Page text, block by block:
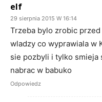
elf
29 sierpnia 2015 W 16:14
Trzeba bylo zrobic
wladzy co wyprawiala w
sie pozbyli i tylko smieja
nabrac w babuko
Odpowiedz